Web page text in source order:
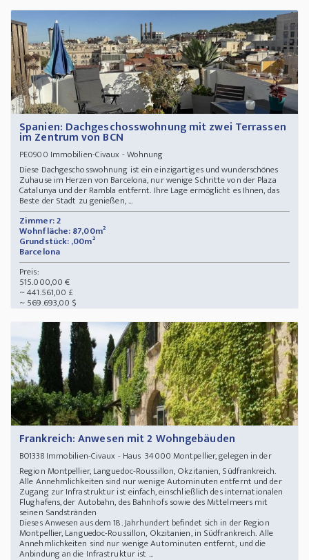
Spanien: Dachgeschosswohnung mit zwei Terrassen
im Zentrum von BCN
PE0900 Immobilien-Civaux - Wohnung
Diese Dachgeschosswohnung ist ein einzigartiges und wunderschönes
Zuhause im Herzen von Barcelona, nur wenige Schritte von der Plaza
Catalunya und der Rambla entfernt. Ihre Lage ermöglicht es Ihnen, das
Beste der Stadt zu genießen, ...
Zimmer: 2
Wohnfläche: 87,00m²
Grundstück: ,00m²
Barcelona
Preis:
515.000,00 €
~ 441.561,00 £
~ 569.693,00 $
Frankreich: Anwesen mit 2 Wohngebäuden
BO1338Immobilien-Civaux - Haus 34000 Montpellier, gelegen in der
Region Montpellier, Languedoc-Roussillon, Okzitanien, Südfrankreich.
Alle Annehmlichkeiten sind nur wenige Autominuten entfernt und der
Zugang zur Infrastruktur ist einfach, einschließlich des internationalen
Flughafens, der Autobahn, des Bahnhofs sowie des Mittelmeers mit
seinen Sandstränden
Dieses Anwesen aus dem 18. Jahrhundert befindet sich in der Region
Montpellier, Languedoc-Roussillon, Okzitanien, in Südfrankreich. Alle
Annehmlichkeiten sind nur wenige Autominuten entfernt, und die
Anbindung an die Infrastruktur ist ...